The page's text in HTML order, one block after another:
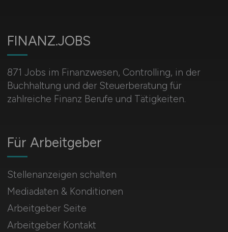
FINANZ.JOBS
871 Jobs im Finanzwesen, Controlling, in der
Buchhaltung und der Steuerberatung für
zahlreiche Finanz Berufe und Tätigkeiten.
Für Arbeitgeber
Stellenanzeigen schalten
Mediadaten & Konditionen
Arbeitgeber Seite
Arbeitgeber Kontakt